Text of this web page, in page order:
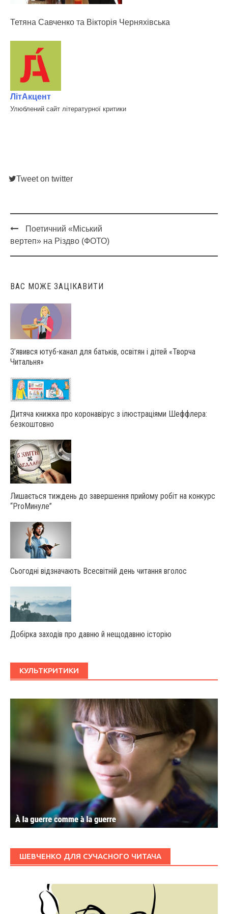
Тетяна Савченко та Вікторія Черняхівська
ЛітАкцент
Улюблений сайт літературної критики
Tweet on twitter
Post
navigation
Поетичний «Міський
вертеп» на Різдво (ФОТО)
ВАС МОЖЕ ЗАЦІКАВИТИ
З’явився ютуб-канал для батьків, освітян і дітей «Творча
Читальня»
Дитяча книжка про коронавірус з ілюстраціями Шеффлера:
безкоштовно
Лишається тиждень до завершення прийому робіт на конкурс
“ProМинуле”
Сьогодні відзначають Всесвітній день читання вголос
Добірка заходів про давню й нещодавню історію
КУЛЬТКРИТИКИ
ШЕВЧЕНКО ДЛЯ СУЧАСНОГО ЧИТАЧА